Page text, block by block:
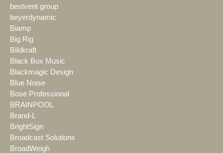
bestvent group
beyerdynamic
Biamp
Big Rig
Bildkraft
Black Box Music
Blackmagic Design
Blue Noise
Bose Professional
BRAINPOOL
Brand-L
BrightSign
Broadcast Solutions
BroadWeigh